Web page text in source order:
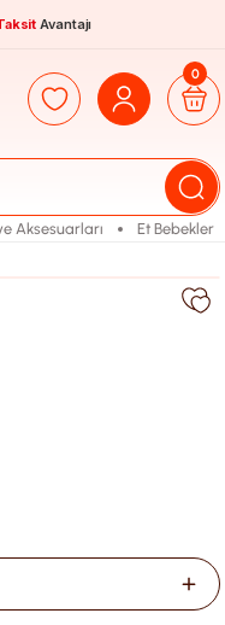
Avantajı
0
Aksesuarları Et Bebekler